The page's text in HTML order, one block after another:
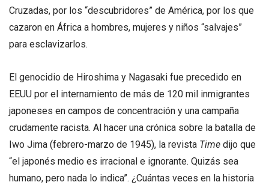
Cruzadas, por los “descubridores” de América, por los que
cazaron en África a hombres, mujeres y niños “salvajes”
para esclavizarlos.
El genocidio de Hiroshima y Nagasaki fue precedido en
EEUU por el internamiento de más de 120 mil inmigrantes
japoneses en campos de concentración y una campaña
crudamente racista. Al hacer una crónica sobre la batalla de
Iwo Jima (febrero-marzo de 1945), la revista Time dijo que
“el japonés medio es irracional e ignorante. Quizás sea
humano, pero nada lo indica”. ¿Cuántas veces en la historia